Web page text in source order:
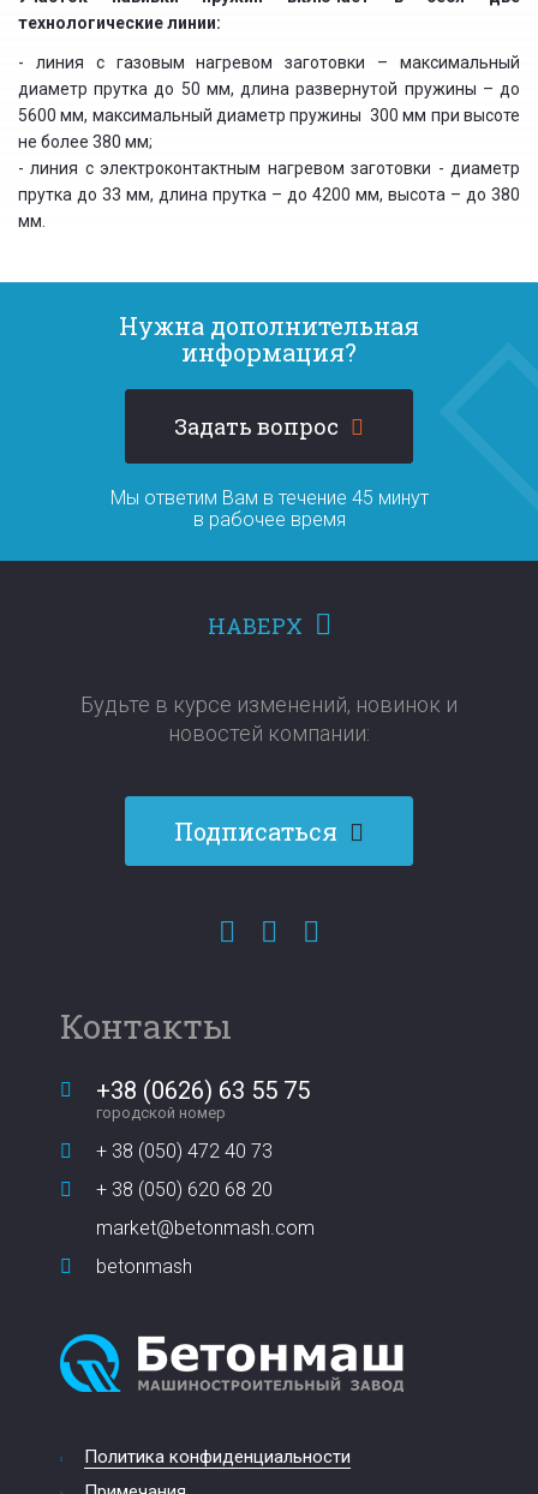
технологические линии:
- линия с газовым нагревом заготовки – максимальный
диаметр прутка до 50 мм, длина развернутой пружины – до
5600 мм, максимальный диаметр пружины 300 мм при высоте
не более 380 мм;
- линия с электроконтактным нагревом заготовки - диаметр
прутка до 33 мм, длина прутка – до 4200 мм, высота – до 380
мм.
Нужна дополнительная
информация?
Задать вопрос
Мы ответим Вам в течение 45 минут
в рабочее время
Политика конфиденциальности
НАВЕРХ
Будьте в курсе изменений, новинок и
новостей компании:​​​​​​​
Подписаться
Контакты
+38 (0626) 63 55 75
городской номер
+ 38 (050) 472 40 73
+ 38 (050) 620 68 20
market@betonmash.com
betonmash